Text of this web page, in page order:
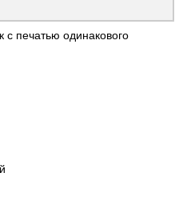
с печатью одинакового